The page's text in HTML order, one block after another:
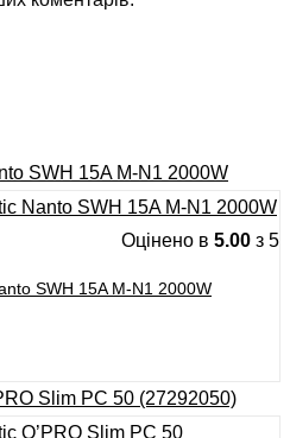
Оцінено в 5.00 з 5
SWH 15A M-N1 2000W